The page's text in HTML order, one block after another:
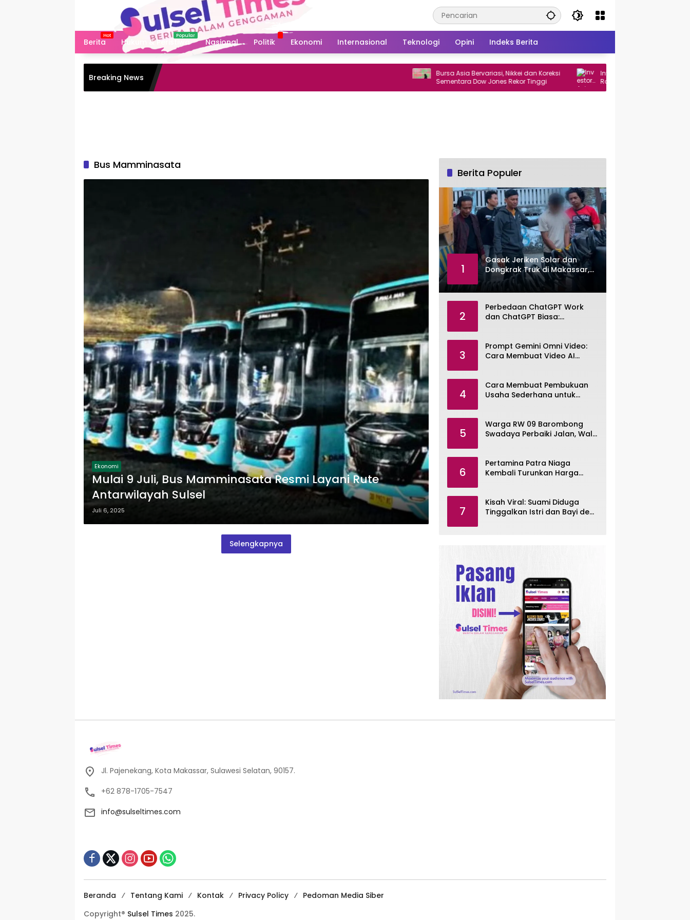
Berita
Hukum & Peristiwa Nasional Politik Ekonomi Internasional Teknologi Opini Indeks Berita
Breaking News
Bursa Asia Bervariasi, Nikkei dan Koreksi
Sementara Dow Jones Rekor Tinggi
Investor Asing Net Jual Rp182,8 Miliar,
Rotasi Dana ke Saham Tambang
dan TINS
Bus Mamminasata
Ekonomi
Mulai 9 Juli, Bus Mamminasata Resmi Layani Rute
Antarwilayah Sulsel
Juli 6, 2025
Selengkapnya
Berita Populer
1
Gasak Jeriken Solar dan
Dongkrak Truk di Makassar,
Pemuda Dibekuk Polisi
2
Perbedaan ChatGPT Work
dan ChatGPT Biasa:
3
Prompt Gemini Omni Video:
Cara Membuat Video AI
4
Cara Membuat Pembukuan
Usaha Sederhana untuk
5
Warga RW 09 Barombong
Swadaya Perbaiki Jalan, Wali
6
Pertamina Patra Niaga
Kembali Turunkan Harga
7
Kisah Viral: Suami Diduga
Tinggalkan Istri dan Bayi demi
Jl. Pajenekang, Kota Makassar, Sulawesi Selatan, 90157.
+62 878-1705-7547
info@sulseltimes.com
Beranda Tentang Kami Kontak Privacy Policy
Pedoman Media Siber
Copyright® Sulsel Times 2025.